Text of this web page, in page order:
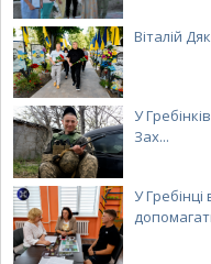
Віталій
У
Зах...
У